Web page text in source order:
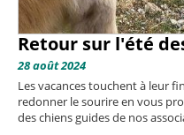
Retour sur l'été
28 août 2024
Les vacances touchent à leur
redonner le sourire en vous
des chiens guides de nos